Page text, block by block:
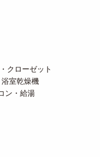
クローゼット
室乾燥機
・給湯